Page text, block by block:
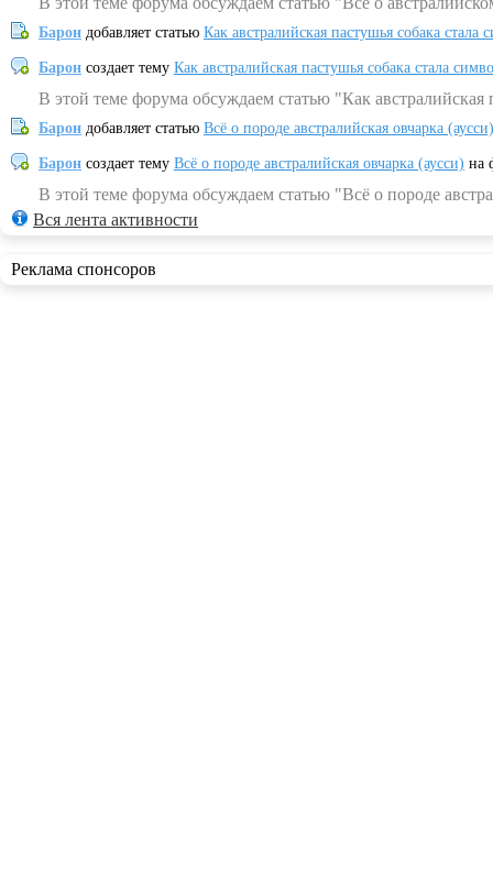
Барон добавляет статью Как австралийская пастушья собака
Барон создает тему Как австралийская пастушья собака стала
В этой теме форума обсуждаем статью "Как
Барон добавляет статью Всё о породе австралийская овчарка (аусси)
Барон создает тему Всё о породе австралийская овчарка (аусси) на
В этой теме форума обсуждаем статью "Всё о породе
Вся лента активности
Реклама спонсоров